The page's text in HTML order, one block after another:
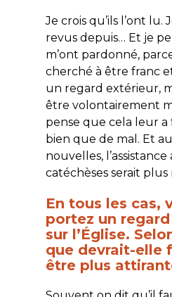
Je crois qu’ils l’ont lu.
revus depuis… Et je
m’ont pardonné,
cherché à être franc
un regard extérieur,
être volontairement
pense que cela leur a
bien que de mal. Et
nouvelles, l’assistance
catéchèses serait
En tous les cas,
portez un
sur l’Église.
que devrait-elle
être plus